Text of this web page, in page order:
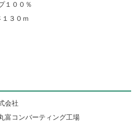
１００％
３０ｍ
会社
富コンバーティング工場